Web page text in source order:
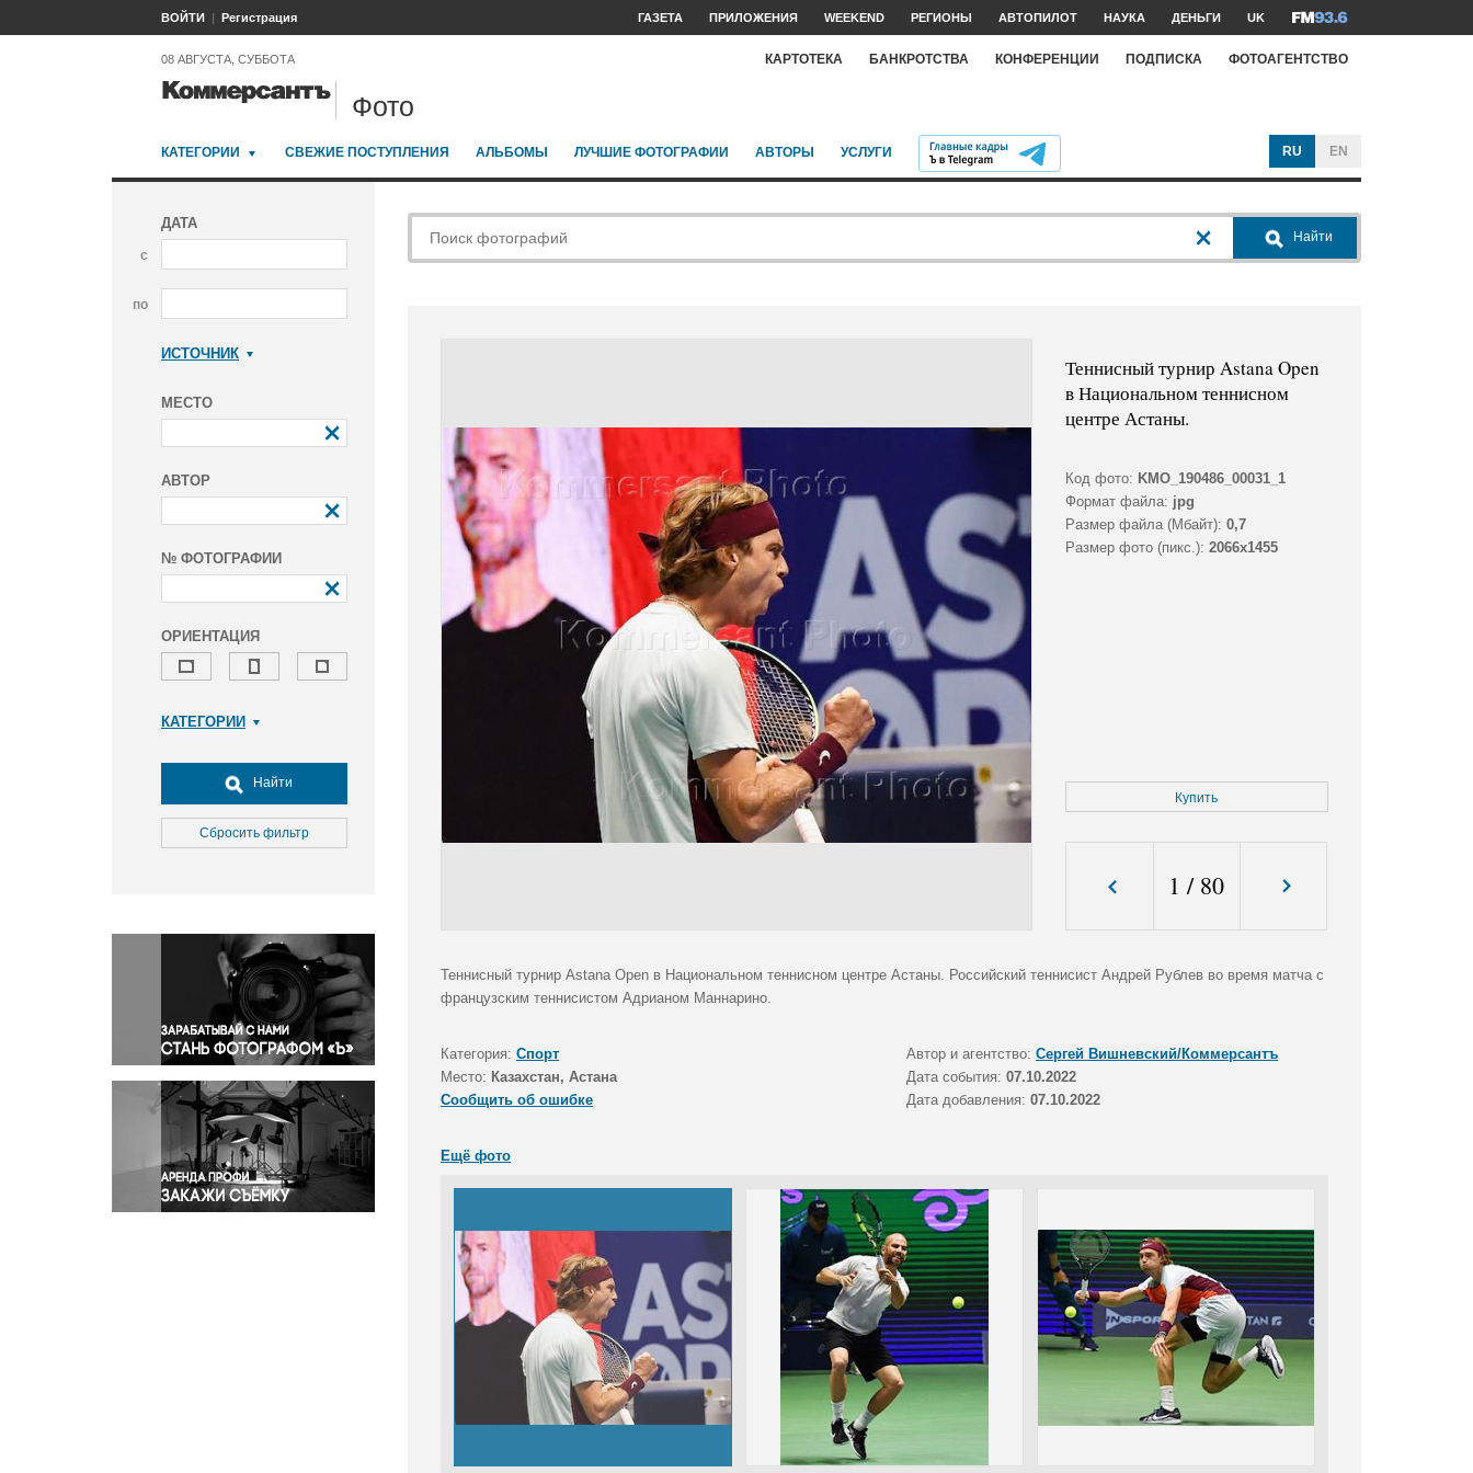
ВОЙТИ Регистрация ГАЗЕТА ПРИЛОЖЕНИЯ WEEKEND РЕГИОНЫ АВТОПИЛОТ НАУКА ДЕНЬГИ UK
08 АВГУСТА, СУББОТА КАРТОТЕКА БАНКРОТСТВА КОНФЕРЕНЦИИ ПОДПИСКА ФОТОАГЕНТСТВО
Фото
КАТЕГОРИИ СВЕЖИЕ ПОСТУПЛЕНИЯ АЛЬБОМЫ ЛУЧШИЕ ФОТОГРАФИИ АВТОРЫ УСЛУГИ RU EN
ДАТА
с
по
ИСТОЧНИК
МЕСТО
АВТОР
№ ФОТОГРАФИИ
ОРИЕНТАЦИЯ
КАТЕГОРИИ
Досуг, туризм и отдых
Культура
Медицина
Окружающая среда
Политика
Правосудие
Происшествия и конфликты
Религия
Светская жизнь
Спорт
Экология
Экономика и бизнес
Найти
Сбросить фильтр
Найти
Теннисный турнир Astana Open
в Национальном теннисном
центре Астаны.
Код фото: KMO_190486_00031_1
Формат файла: jpg
Размер файла (Мбайт): 0,7
Размер фото (пикс.): 2066x1455
Купить
1 / 80
Теннисный турнир Astana Open в Национальном теннисном центре Астаны. Российский теннисист Андрей Рублев во время матча с
французским теннисистом Адрианом Маннарино.
Категория: Спорт Автор и агентство: Сергей Вишневский/Коммерсантъ
Место: Казахстан, Астана Дата события: 07.10.2022
Сообщить об ошибке
Дата добавления: 07.10.2022
Ещё фото